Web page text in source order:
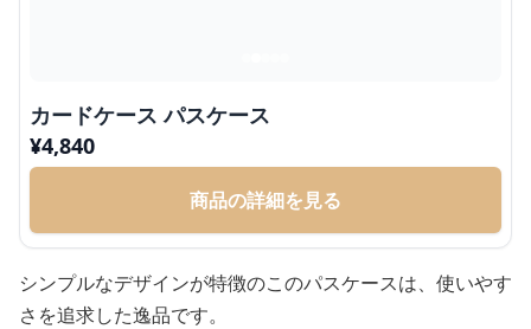
カードケース パスケース
¥4,840
商品の詳細を見る
シンプルなデザインが特徴のこのパスケースは、使いやす
さを追求した逸品です。